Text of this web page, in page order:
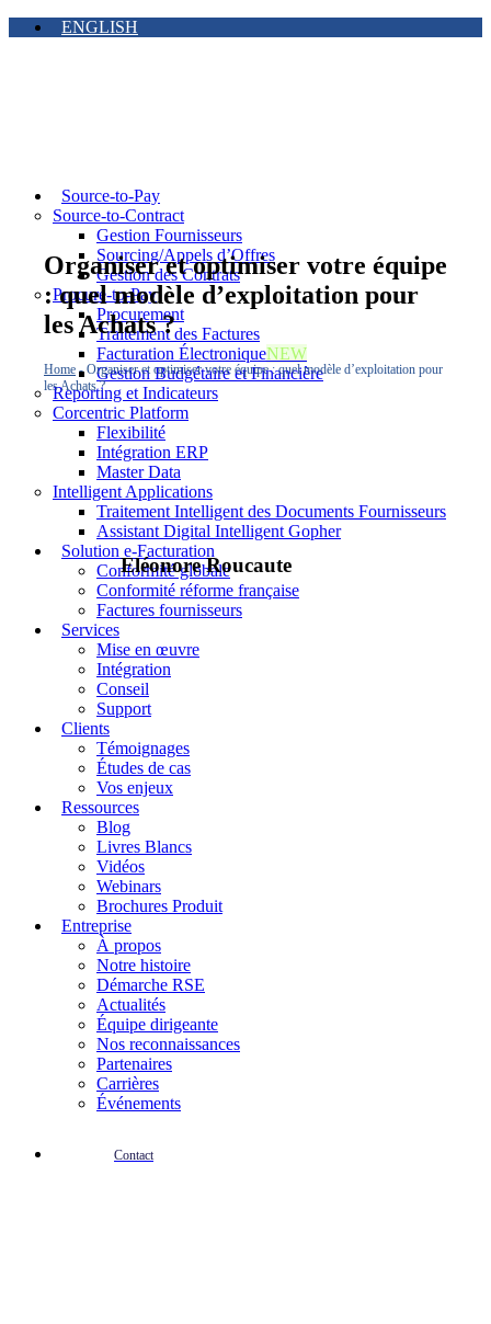
ENGLISH
Source-to-Pay
Source-to-Contract
Gestion Fournisseurs
Sourcing/Appels d’Offres
Gestion des Contrats
Procure-to-Pay
Procurement
Traitement des Factures
Facturation ÉlectroniqueNEW
Gestion Budgétaire et Financière
Reporting et Indicateurs
Corcentric Platform
Flexibilité
Intégration ERP
Master Data
Intelligent Applications
Traitement Intelligent des Documents Fournisseurs
Assistant Digital Intelligent Gopher
Solution e-Facturation
Conformité globale
Conformité réforme française
Factures fournisseurs
Services
Mise en œuvre
Intégration
Conseil
Support
Clients
Témoignages
Études de cas
Vos enjeux
Ressources
Blog
Livres Blancs
Vidéos
Webinars
Brochures Produit
Entreprise
À propos
Notre histoire
Démarche RSE
Actualités
Équipe dirigeante
Nos reconnaissances
Partenaires
Carrières
Événements
Contact
Organiser et optimiser votre équipe
: quel modèle d’exploitation pour
les Achats ?
Home -Organiser et optimiser votre équipe : quel modèle d’exploitation pour
les Achats ?
Eléonore Roucaute